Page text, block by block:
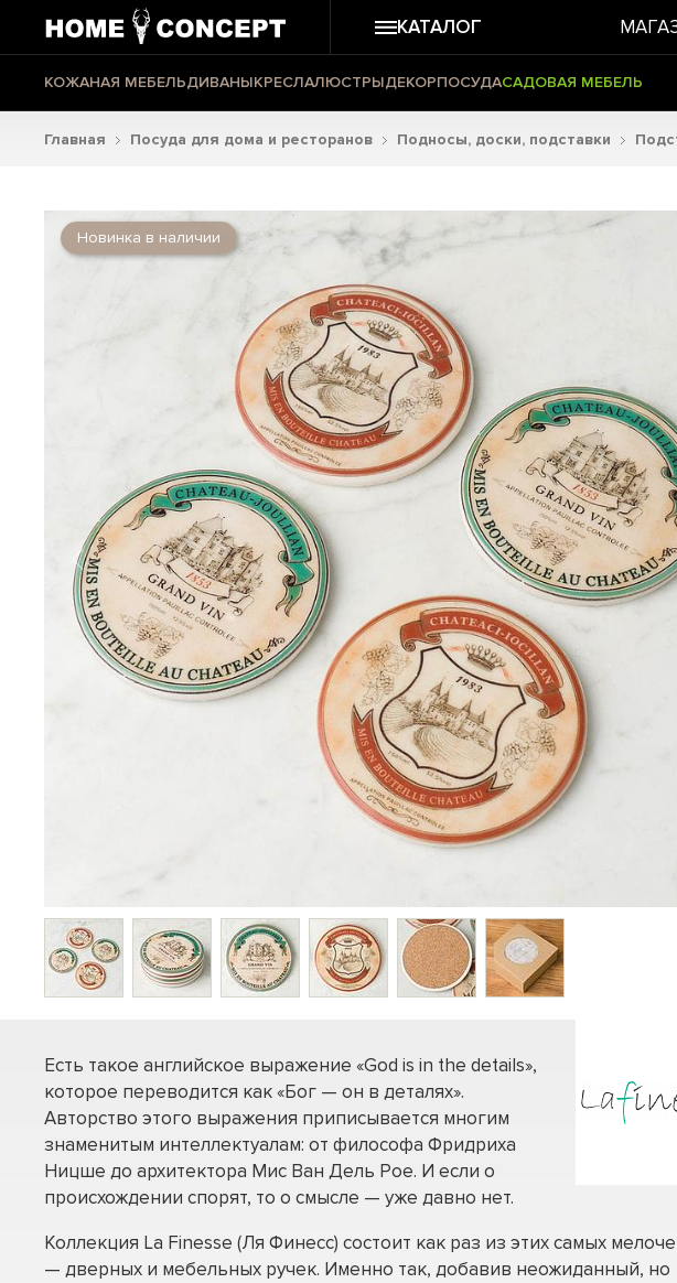
КАТАЛОГ
КОЖАНАЯ МЕБЕЛЬДИВАНЫКРЕСЛАЛЮСТРЫДЕКОРПОСУДАСАДОВАЯ МЕБЕЛЬ
Главная Посуда для дома и ресторанов Подносы, доски, подставки
Новинка в наличии
Есть такое английское выражение «God is in the details»,
которое переводится как «Бог — он в деталях».
Авторство этого выражения приписывается многим
знаменитым интеллектуалам: от философа Фридриха
Ницше до архитектора Мис Ван Дель Рое. И если о
происхождении спорят, то о смысле — уже давно нет.
Коллекция La Finesse (Ля Финесс) состоит как раз из этих самых
— дверных и мебельных ручек. Именно так, добавив неожиданный, но